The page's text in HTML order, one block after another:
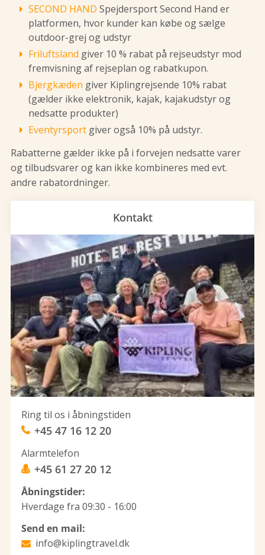
SECOND HAND Spejdersport Second Hand er
platformen, hvor kunder kan købe og sælge
outdoor-grej og udstyr
Friluftsland giver 10 % rabat på rejseudstyr mod
fremvisning af rejseplan og rabatkupon.
Bjergkæden giver Kiplingrejsende 10% rabat
(gælder ikke elektronik, kajak, kajakudstyr og
nedsatte produkter)
Eventyrsport giver også 10% på udstyr.
Rabatterne gælder ikke på i forvejen nedsatte varer
og tilbudsvarer og kan ikke kombineres med evt.
andre rabatordninger.
Kontakt
Ring til os i åbningstiden
+45 47 16 12 20
Alarmtelefon
+45 61 27 20 12
Åbningstider:
Hverdage fra 09:30 - 16:00
Send en mail:
info@kiplingtravel.dk